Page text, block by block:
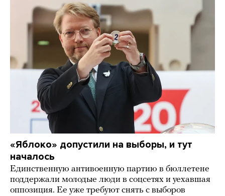
«Яблоко» допустили на выборы, и тут
началось
Единственную антивоенную партию в бюллетене
поддержали молодые люди в соцсетях и уехавшая
оппозиция. Ее уже требуют снять с выборов